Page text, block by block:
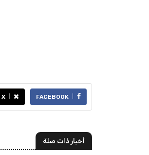
FACEBOOK
X
أخبار ذات صلة